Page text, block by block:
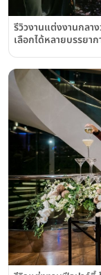
รีวิวงานแต่งงานกลา
เลือกได้หลายบรรยา